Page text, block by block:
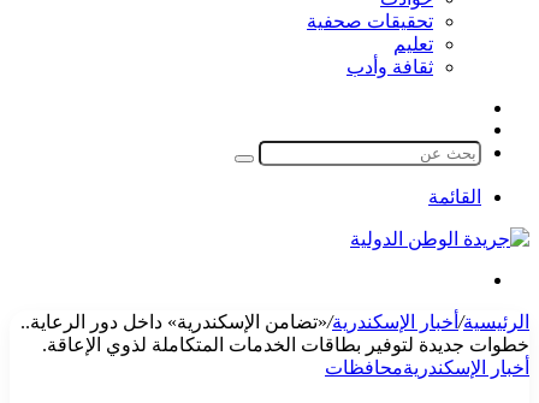
تحقيقات صحفية
تعليم
ثقافة وأدب
المظلم
بحث
القائمة
الرئيسية/ أخبار الإسكندرية/«تضامن الإسكندرية» داخل دور الرعاية..
خطوات جديدة لتوفير بطاقات الخدمات المتكاملة لذوي الإعاقة.
أخبار الإسكندريةمحافظات